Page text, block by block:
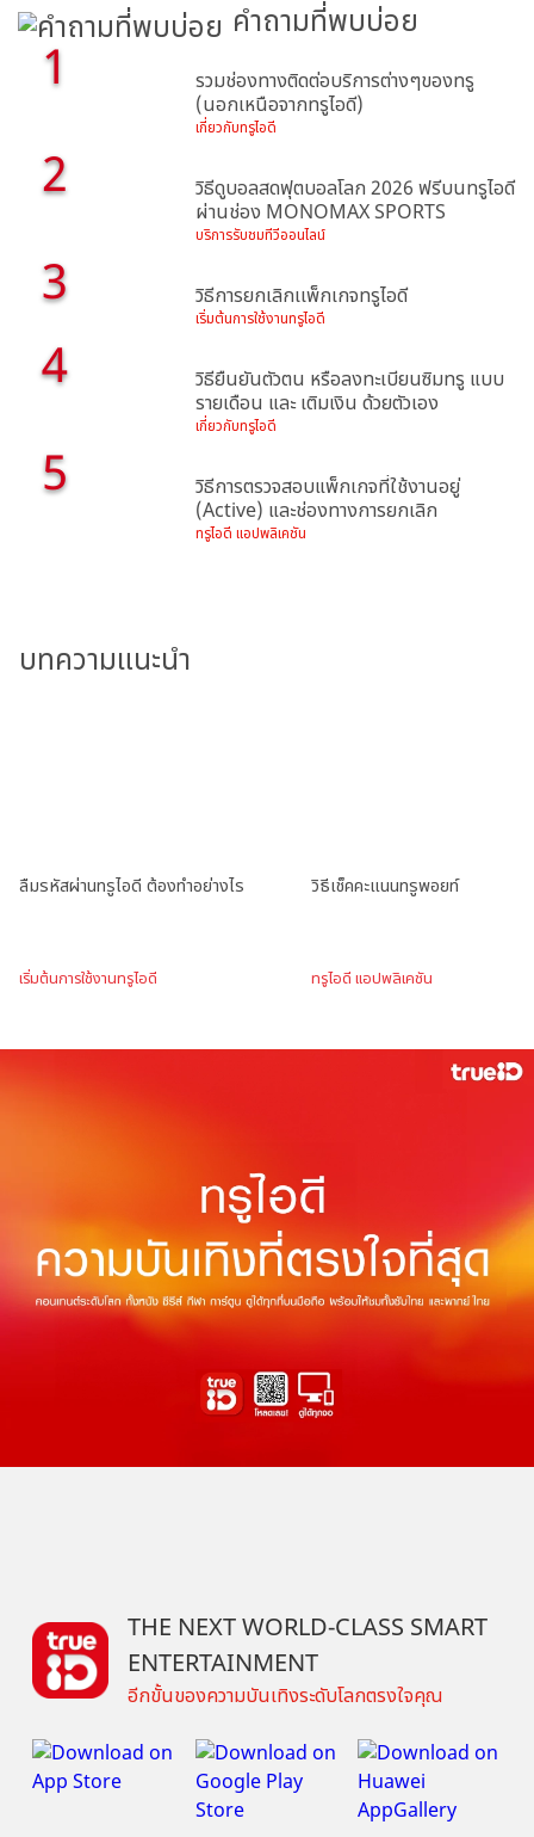
คำถามที่พบบ่อย
1
รวมช่องทางติดต่อบริการต่างๆของทรู
(นอกเหนือจากทรูไอดี)
เกี่ยวกับทรูไอดี
2
วิธีดูบอลสดฟุตบอลโลก 2026 ฟรีบนทรูไอดี
ผ่านช่อง MONOMAX SPORTS
บริการรับชมทีวีออนไลน์
3 วิธีการยกเลิกเเพ็กเกจทรูไอดี
เริ่มต้นการใช้งานทรูไอดี
4
วิธียืนยันตัวตน หรือลงทะเบียนซิมทรู แบบ
รายเดือน และ เติมเงิน ด้วยตัวเอง
เกี่ยวกับทรูไอดี
5
วิธีการตรวจสอบแพ็กเกจที่ใช้งานอยู่
(Active) และช่องทางการยกเลิก
ทรูไอดี แอปพลิเคชัน
บทความแนะนำ
ลืมรหัสผ่านทรูไอดี ต้องทำอย่างไร
เริ่มต้นการใช้งานทรูไอดี
วิธีเช็คคะแนนทรูพอยท์
ทรูไอดี แอปพลิเคชัน
THE NEXT WORLD-CLASS SMART
ENTERTAINMENT
อีกขั้นของความบันเทิงระดับโลกตรงใจคุณ